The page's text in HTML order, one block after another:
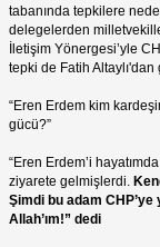
tabanında tepkilere
delegelerden
İletişim Yönergesi’yle
tepki de Fatih Altaylı'dan
“Eren Erdem kim
gücü?”
“Eren Erdem’i
ziyarete gelmişlerdi.
Şimdi bu adam
Allah’ım!” dedi